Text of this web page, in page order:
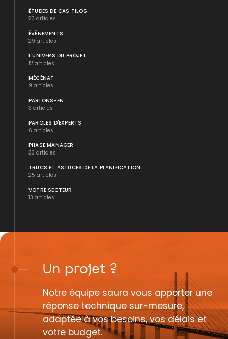
ÉTUDES DE CAS TILOS
23 articles
ÉVÉNEMENTS
29 articles
L'UNIVERS DU PROJET
12 articles
MÉCÉNAT
9 articles
PARLONS-EN...
3 articles
PAROLES D'EXPERTS
6 articles
PHASE MANAGER
33 articles
TRUCS ET ASTUCES DE LA PLANIFICATION
25 articles
VOTRE SECTEUR
13 articles
Un projet ?
Notre équipe saura vous apporter une
réponse technique sur-mesure,
adaptée à vos besoins, vos délais et
votre budget.